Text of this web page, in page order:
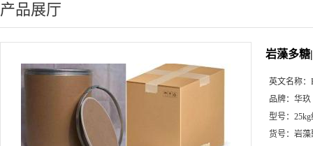
产品展厅
岩藻多糖
英文名称：
品牌： 华玖
型号：
货号： 岩藻